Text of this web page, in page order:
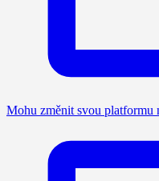
Mohu změnit svou platformu